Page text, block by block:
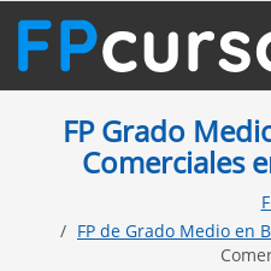
FP Grado
Comerciales
FP de Grado Medio en